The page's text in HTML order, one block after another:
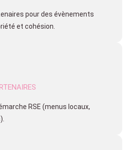
pour des évènements
et cohésion.
RSE (menus locaux,